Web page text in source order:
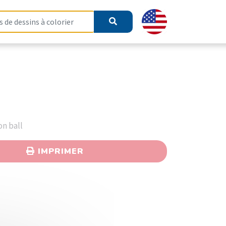
ball
IMPRIMER